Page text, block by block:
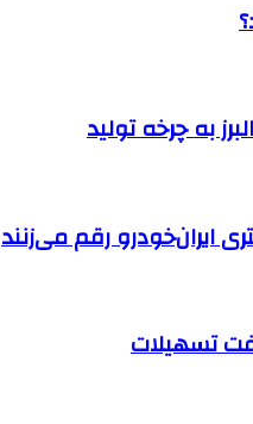
ایران‌خودرو رقم می‌زنند